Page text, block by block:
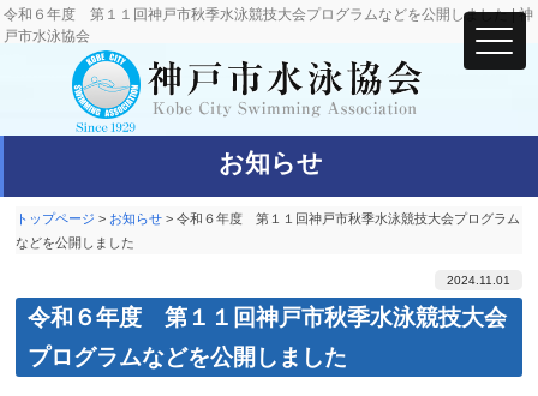
令和６年度 第１１回神戸市秋季水泳競技大会プログラムなどを公開しました | 神
戸市水泳協会
お知らせ
トップページ > お知らせ >令和６年度 第１１回神戸市秋季水泳競技大会プログラム
などを公開しました
2024.11.01
令和６年度 第１１回神戸市秋季水泳競技大会
プログラムなどを公開しました